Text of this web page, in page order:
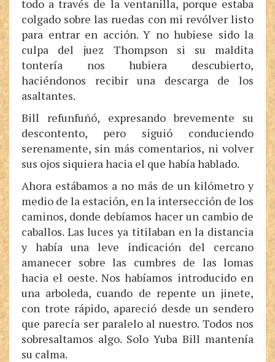
todo a través de la ventanilla, porque estaba
colgado sobre las ruedas con mi revólver listo
para entrar en acción. Y no hubiese sido la
culpa del juez Thompson si su maldita
tontería nos hubiera descubierto,
haciéndonos recibir una descarga de los
asaltantes.
Bill refunfuñó, expresando brevemente su
descontento, pero siguió conduciendo
serenamente, sin más comentarios, ni volver
sus ojos siquiera hacia el que había hablado.
Ahora estábamos a no más de un kilómetro y
medio de la estación, en la intersección de los
caminos, donde debíamos hacer un cambio de
caballos. Las luces ya titilaban en la distancia
y había una leve indicación del cercano
amanecer sobre las cumbres de las lomas
hacia el oeste. Nos habíamos introducido en
una arboleda, cuando de repente un jinete,
con trote rápido, apareció desde un sendero
que parecía ser paralelo al nuestro. Todos nos
sobresaltamos algo. Solo Yuba Bill mantenía
su calma.